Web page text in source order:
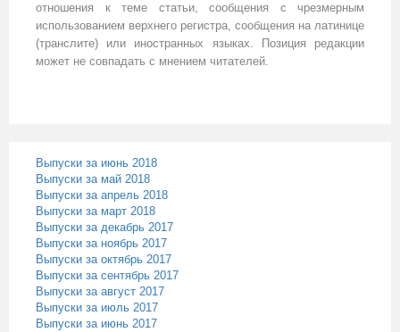
отношения к теме статьи, сообщения с чрезмерным
использованием верхнего регистра, сообщения на латинице
(транслите) или иностранных языках. Позиция редакции
может не совпадать с мнением читателей.
Выпуски за июнь 2018
Выпуски за май 2018
Выпуски за апрель 2018
Выпуски за март 2018
Выпуски за декабрь 2017
Выпуски за ноябрь 2017
Выпуски за октябрь 2017
Выпуски за сентябрь 2017
Выпуски за август 2017
Выпуски за июль 2017
Выпуски за июнь 2017